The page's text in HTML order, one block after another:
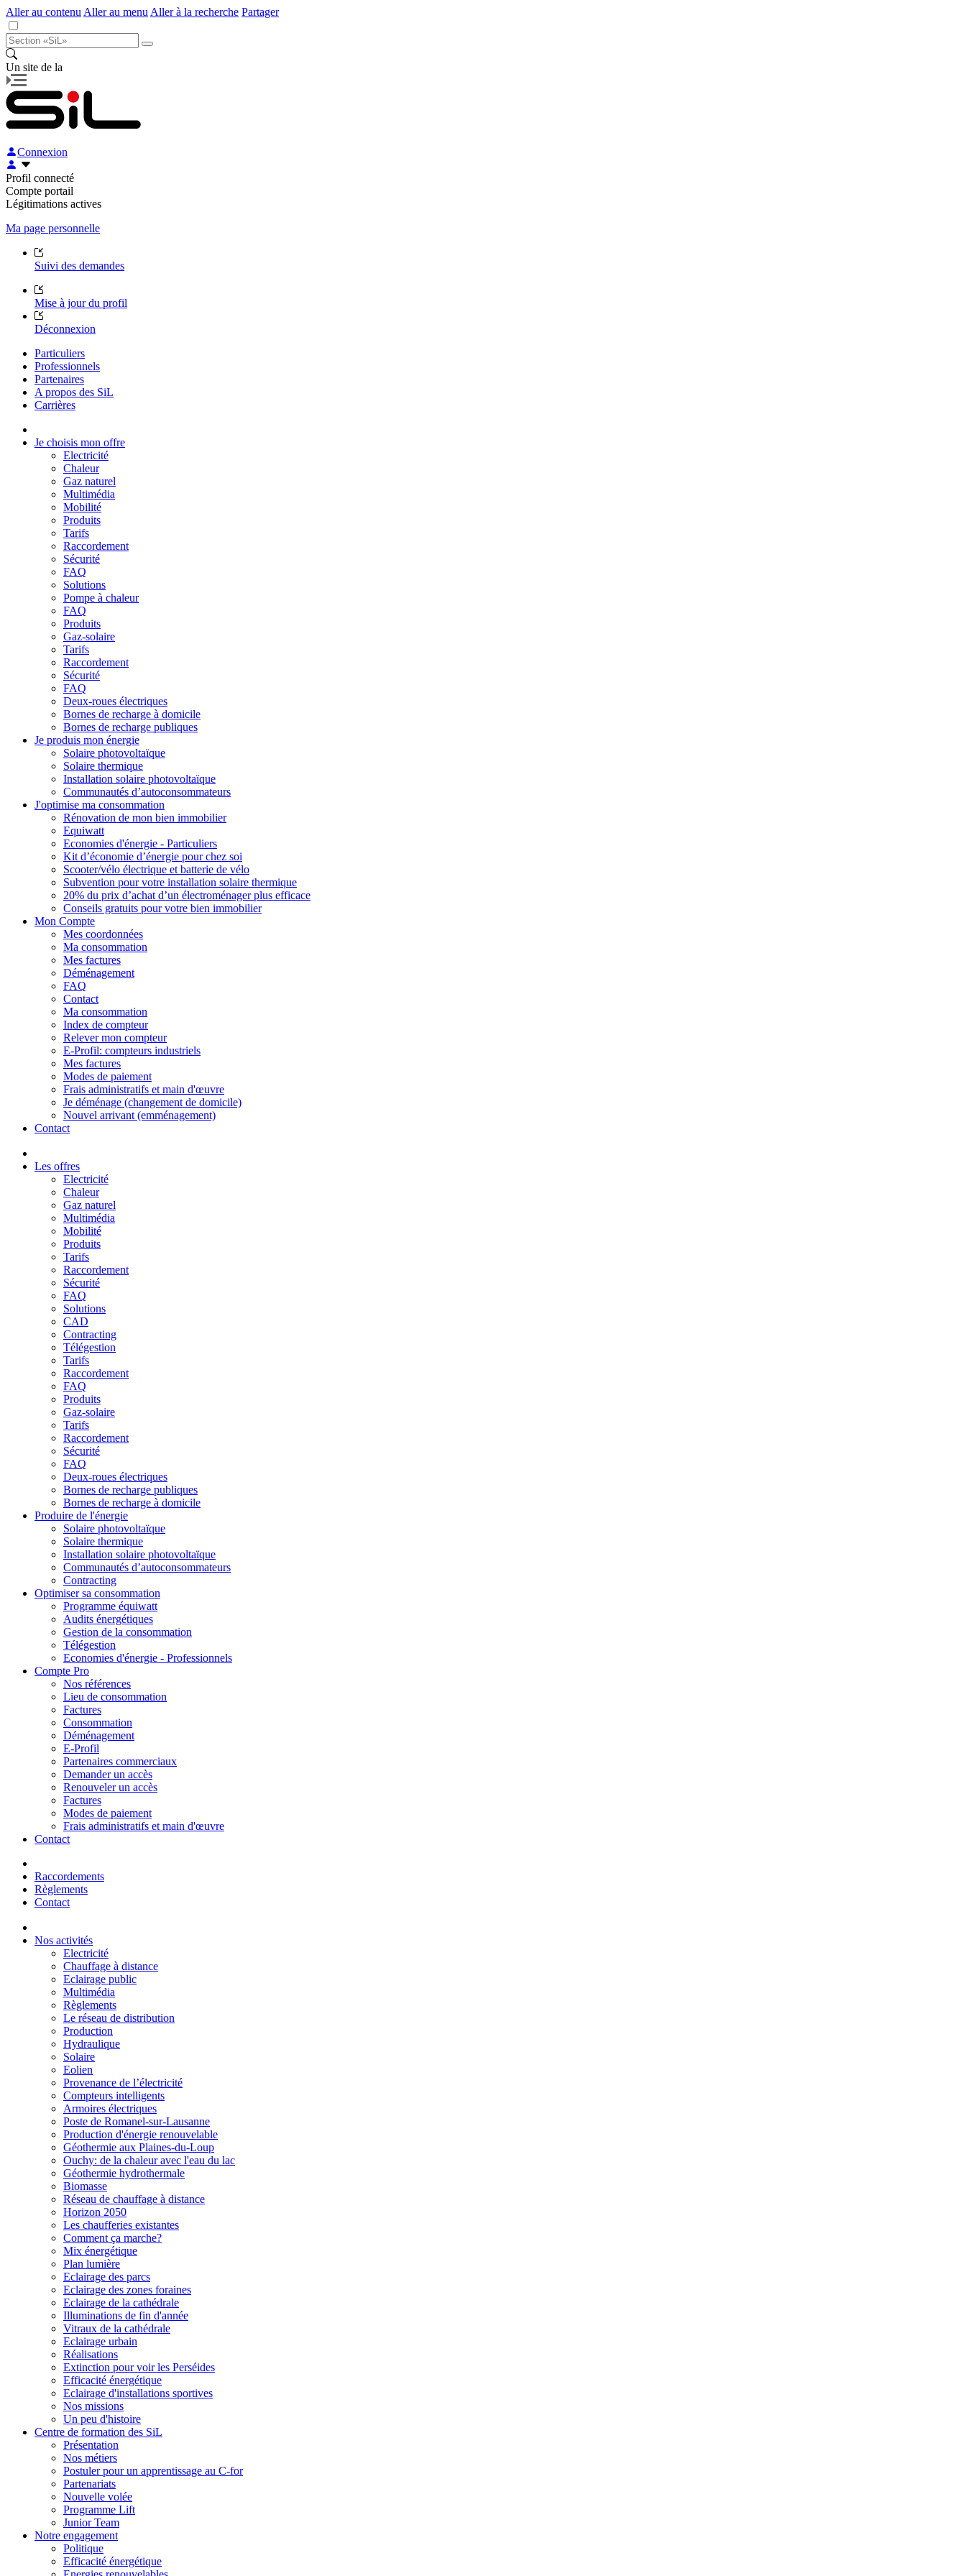
Aller au contenu Aller au menu Aller à la recherche Partager
Un site de la
Connexion
Profil connecté
Compte portail
Légitimations actives
Ma page personnelle
Suivi des demandes
Mise à jour du profil
Déconnexion
Particuliers
Professionnels
Partenaires
A propos des SiL
Carrières
Je choisis mon offre
Electricité
Chaleur
Gaz naturel
Multimédia
Mobilité
Produits
Tarifs
Raccordement
Sécurité
FAQ
Solutions
Pompe à chaleur
FAQ
Produits
Gaz-solaire
Tarifs
Raccordement
Sécurité
FAQ
Deux-roues électriques
Bornes de recharge à domicile
Bornes de recharge publiques
Je produis mon énergie
Solaire photovoltaïque
Solaire thermique
Installation solaire photovoltaïque
Communautés d’autoconsommateurs
J'optimise ma consommation
Rénovation de mon bien immobilier
Equiwatt
Economies d'énergie - Particuliers
Kit d’économie d’énergie pour chez soi
Scooter/vélo électrique et batterie de vélo
Subvention pour votre installation solaire thermique
20% du prix d’achat d’un électroménager plus efficace
Conseils gratuits pour votre bien immobilier
Mon Compte
Mes coordonnées
Ma consommation
Mes factures
Déménagement
FAQ
Contact
Ma consommation
Index de compteur
Relever mon compteur
E-Profil: compteurs industriels
Mes factures
Modes de paiement
Frais administratifs et main d'œuvre
Je déménage (changement de domicile)
Nouvel arrivant (emménagement)
Contact
Les offres
Electricité
Chaleur
Gaz naturel
Multimédia
Mobilité
Produits
Tarifs
Raccordement
Sécurité
FAQ
Solutions
CAD
Contracting
Télégestion
Tarifs
Raccordement
FAQ
Produits
Gaz-solaire
Tarifs
Raccordement
Sécurité
FAQ
Deux-roues électriques
Bornes de recharge publiques
Bornes de recharge à domicile
Produire de l'énergie
Solaire photovoltaïque
Solaire thermique
Installation solaire photovoltaïque
Communautés d’autoconsommateurs
Contracting
Optimiser sa consommation
Programme équiwatt
Audits énergétiques
Gestion de la consommation
Télégestion
Economies d'énergie - Professionnels
Compte Pro
Nos références
Lieu de consommation
Factures
Consommation
Déménagement
E-Profil
Partenaires commerciaux
Demander un accès
Renouveler un accès
Factures
Modes de paiement
Frais administratifs et main d'œuvre
Contact
Raccordements
Règlements
Contact
Nos activités
Electricité
Chauffage à distance
Eclairage public
Multimédia
Règlements
Le réseau de distribution
Production
Hydraulique
Solaire
Eolien
Provenance de l’électricité
Compteurs intelligents
Armoires électriques
Poste de Romanel-sur-Lausanne
Production d'énergie renouvelable
Géothermie aux Plaines-du-Loup
Ouchy: de la chaleur avec l'eau du lac
Géothermie hydrothermale
Biomasse
Réseau de chauffage à distance
Horizon 2050
Les chaufferies existantes
Comment ça marche?
Mix énergétique
Plan lumière
Eclairage des parcs
Eclairage des zones foraines
Eclairage de la cathédrale
Illuminations de fin d'année
Vitraux de la cathédrale
Eclairage urbain
Réalisations
Extinction pour voir les Perséides
Efficacité énergétique
Eclairage d'installations sportives
Nos missions
Un peu d'histoire
Centre de formation des SiL
Présentation
Nos métiers
Postuler pour un apprentissage au C-for
Partenariats
Nouvelle volée
Programme Lift
Junior Team
Notre engagement
Politique
Efficacité énergétique